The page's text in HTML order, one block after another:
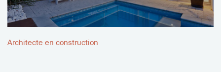
Architecte en construction